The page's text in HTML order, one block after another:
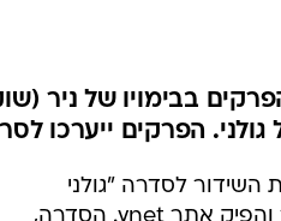
בבימויו של ניר
השידור לסדרה "גולני 